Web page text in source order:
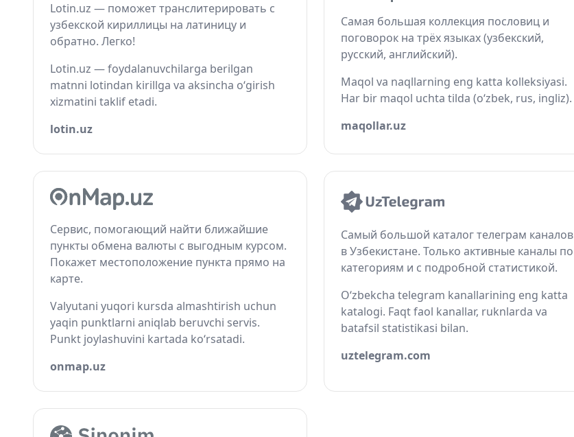
Lotin.uz — поможет транслитерировать с
узбекской кириллицы на латиницу и
обратно. Легко!
Lotin.uz — foydalanuvchilarga berilgan
matnni lotindan kirillga va aksincha o‘girish
xizmatini taklif etadi.
lotin.uz
Самая большая коллекция пословиц и
поговорок на трёх языках (узбекский,
русский, английский).
Maqol va naqllarning eng katta kolleksiyasi.
Har bir maqol uchta tilda (o‘zbek, rus, ingliz).
maqollar.uz
Сервис, помогающий найти ближайшие
пункты обмена валюты с выгодным курсом.
Покажет местоположение пункта прямо на
карте.
Valyutani yuqori kursda almashtirish uchun
yaqin punktlarni aniqlab beruvchi servis.
Punkt joylashuvini kartada ko‘rsatadi.
onmap.uz
Самый большой каталог телеграм каналов
в Узбекистане. Только активные каналы по
категориям и с подробной статистикой.
O‘zbekcha telegram kanallarining eng katta
katalogi. Faqt faol kanallar, ruknlarda va
batafsil statistikasi bilan.
uztelegram.com